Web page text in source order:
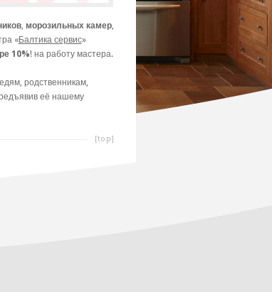
, морозильных камер,
«Балтика сервис»
10%! на работу мастера.
родственникам,
её нашему
[top]